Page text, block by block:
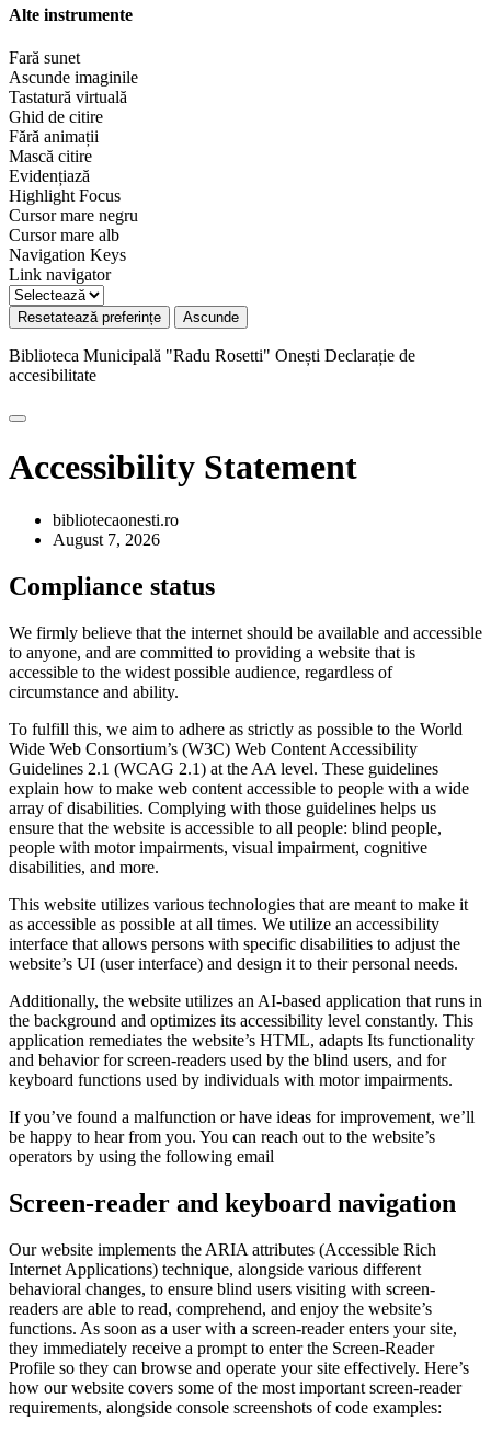
Alte instrumente
Fară sunet
Ascunde imaginile
Tastatură virtuală
Ghid de citire
Fără animații
Mască citire
Evidențiază
Highlight Focus
Cursor mare negru
Cursor mare alb
Navigation Keys
Link navigator
Resetatează preferințe Ascunde
Biblioteca Municipală "Radu Rosetti" Onești Declarație de
accesibilitate
Accessibility Statement
bibliotecaonesti.ro
August 7, 2026
Compliance status
We firmly believe that the internet should be available and accessible
to anyone, and are committed to providing a website that is
accessible to the widest possible audience, regardless of
circumstance and ability.
To fulfill this, we aim to adhere as strictly as possible to the World
Wide Web Consortium’s (W3C) Web Content Accessibility
Guidelines 2.1 (WCAG 2.1) at the AA level. These guidelines
explain how to make web content accessible to people with a wide
array of disabilities. Complying with those guidelines helps us
ensure that the website is accessible to all people: blind people,
people with motor impairments, visual impairment, cognitive
disabilities, and more.
This website utilizes various technologies that are meant to make it
as accessible as possible at all times. We utilize an accessibility
interface that allows persons with specific disabilities to adjust the
website’s UI (user interface) and design it to their personal needs.
Additionally, the website utilizes an AI-based application that runs in
the background and optimizes its accessibility level constantly. This
application remediates the website’s HTML, adapts Its functionality
and behavior for screen-readers used by the blind users, and for
keyboard functions used by individuals with motor impairments.
If you’ve found a malfunction or have ideas for improvement, we’ll
be happy to hear from you. You can reach out to the website’s
operators by using the following email
Screen-reader and keyboard navigation
Our website implements the ARIA attributes (Accessible Rich
Internet Applications) technique, alongside various different
behavioral changes, to ensure blind users visiting with screen-
readers are able to read, comprehend, and enjoy the website’s
functions. As soon as a user with a screen-reader enters your site,
they immediately receive a prompt to enter the Screen-Reader
Profile so they can browse and operate your site effectively. Here’s
how our website covers some of the most important screen-reader
requirements, alongside console screenshots of code examples: